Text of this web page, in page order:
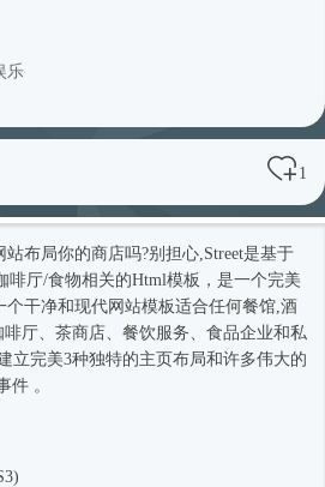
乐
1
布局你的商店吗?别担心,Street是基于
啡厅/食物相关的Html模板 ，是一个完美
个干净和现代网站模板适合任何餐馆,酒
厅、茶商店、餐饮服务、食品企业和私
立完美3种独特的主页布局和许多伟大的
件 。